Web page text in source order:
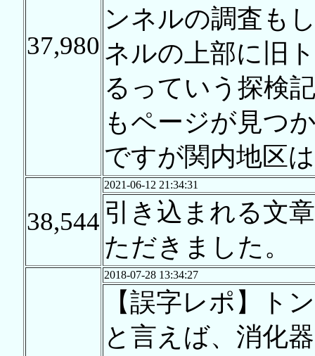
37,980
ンネルの調査も
ネルの上部に旧
るっていう探検
もページが見つ
ですが関内地区
38,544
2021-06-12 21:34:31
引き込まれる文
ただきました。
2018-07-28 13:34:27
【誤字レポ】ト
と言えば、消化